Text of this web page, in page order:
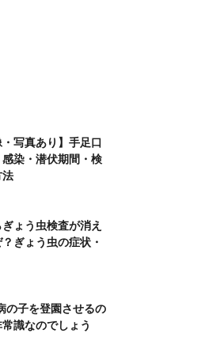
・写真あり】手足口
染・潜伏期間・検
法
ょう虫検査が消え
ぎょう虫の症状・
の子を登園させるの
識なのでしょう